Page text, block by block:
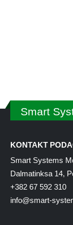
Smart
KONTAKT
Smart Systems
Dalmatinksa 14,
+382 67 592 310
info@smart-